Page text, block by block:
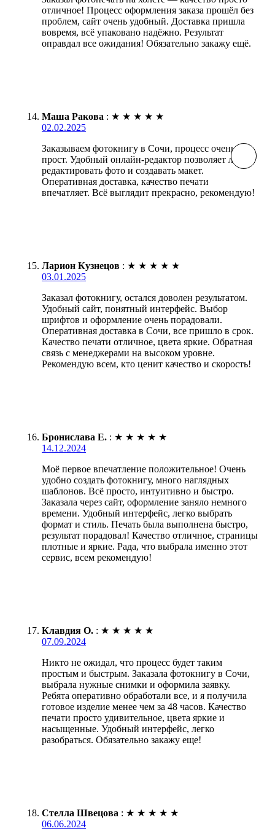
отличное! Процесс оформления заказа прошёл без
проблем, сайт очень удобный. Доставка пришла
вовремя, всё упаковано надёжно. Результат
оправдал все ожидания! Обязательно закажу ещё.
Маша Ракова : ★ ★ ★ ★ ★
02.02.2025
Заказываем фотокнигу в Сочи, процесс очень
прост. Удобный онлайн-редактор позволяет легко
редактировать фото и создавать макет.
Оперативная доставка, качество печати
впечатляет. Всё выглядит прекрасно, рекомендую!
Ларион Кузнецов : ★ ★ ★ ★ ★
03.01.2025
Заказал фотокнигу, остался доволен результатом.
Удобный сайт, понятный интерфейс. Выбор
шрифтов и оформление очень порадовали.
Оперативная доставка в Сочи, все пришло в срок.
Качество печати отличное, цвета яркие. Обратная
связь с менеджерами на высоком уровне.
Рекомендую всем, кто ценит качество и скорость!
Бронислава Е. : ★ ★ ★ ★ ★
14.12.2024
Моё первое впечатление положительное! Очень
удобно создать фотокнигу, много наглядных
шаблонов. Всё просто, интуитивно и быстро.
Заказала через сайт, оформление заняло немного
времени. Удобный интерфейс, легко выбрать
формат и стиль. Печать была выполнена быстро,
результат порадовал! Качество отличное, страницы
плотные и яркие. Рада, что выбрала именно этот
сервис, всем рекомендую!
Клавдия О. : ★ ★ ★ ★ ★
07.09.2024
Никто не ожидал, что процесс будет таким
простым и быстрым. Заказала фотокнигу в Сочи,
выбрала нужные снимки и оформила заявку.
Ребята оперативно обработали все, и я получила
готовое изделие менее чем за 48 часов. Качество
печати просто удивительное, цвета яркие и
насыщенные. Удобный интерфейс, легко
разобраться. Обязательно закажу еще!
Стелла Швецова : ★ ★ ★ ★ ★
06.06.2024